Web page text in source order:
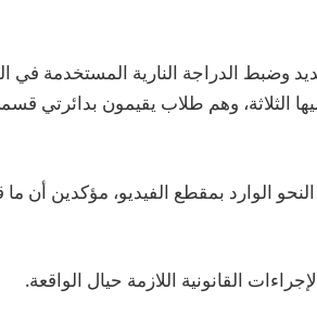
وضبط الدراجة النارية المستخدمة في
الثلاثة، وهم طلاب يقيمون بدائرتي
الوارد بمقطع الفيديو، مؤكدين أن
القانونية اللازمة حيال الواقعة.